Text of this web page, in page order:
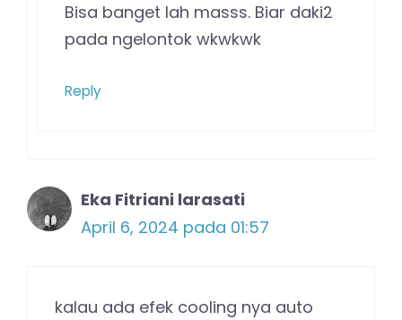
Bisa banget lah masss. Biar daki2
pada ngelontok wkwkwk
Reply
Eka Fitriani larasati
April 6, 2024 pada 01:57
kalau ada efek cooling nya auto